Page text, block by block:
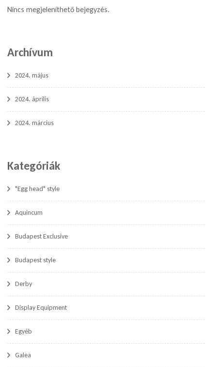
Nincs megjeleníthető bejegyzés.
Archívum
2024. május
2024. április
2024. március
Kategóriák
"Egg head" style
Aquincum
Budapest Exclusive
Budapest style
Derby
Display Equipment
Egyéb
Galea